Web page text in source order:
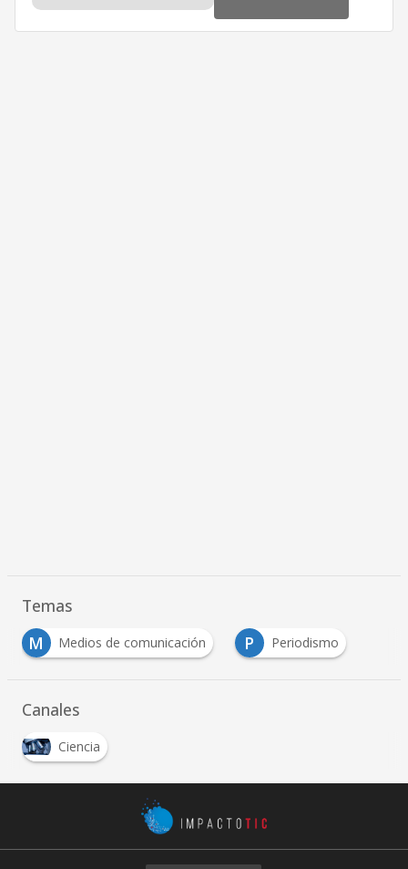
Temas
M
Medios de comunicación P Periodismo
Canales
Ciencia